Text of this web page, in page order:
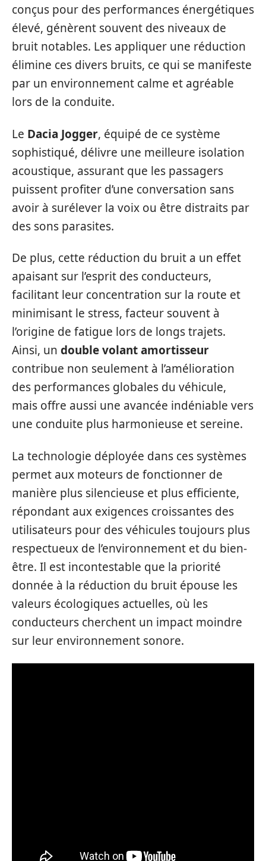
conçus pour des performances énergétiques
élevé, génèrent souvent des niveaux de
bruit notables. Les appliquer une réduction
élimine ces divers bruits, ce qui se manifeste
par un environnement calme et agréable
lors de la conduite.
Le Dacia Jogger, équipé de ce système
sophistiqué, délivre une meilleure isolation
acoustique, assurant que les passagers
puissent profiter d’une conversation sans
avoir à surélever la voix ou être distraits par
des sons parasites.
De plus, cette réduction du bruit a un effet
apaisant sur l’esprit des conducteurs,
facilitant leur concentration sur la route et
minimisant le stress, facteur souvent à
l’origine de fatigue lors de longs trajets.
Ainsi, un double volant amortisseur
contribue non seulement à l’amélioration
des performances globales du véhicule,
mais offre aussi une avancée indéniable vers
une conduite plus harmonieuse et sereine.
La technologie déployée dans ces systèmes
permet aux moteurs de fonctionner de
manière plus silencieuse et plus efficiente,
répondant aux exigences croissantes des
utilisateurs pour des véhicules toujours plus
respectueux de l’environnement et du bien-
être. Il est incontestable que la priorité
donnée à la réduction du bruit épouse les
valeurs écologiques actuelles, où les
conducteurs cherchent un impact moindre
sur leur environnement sonore.